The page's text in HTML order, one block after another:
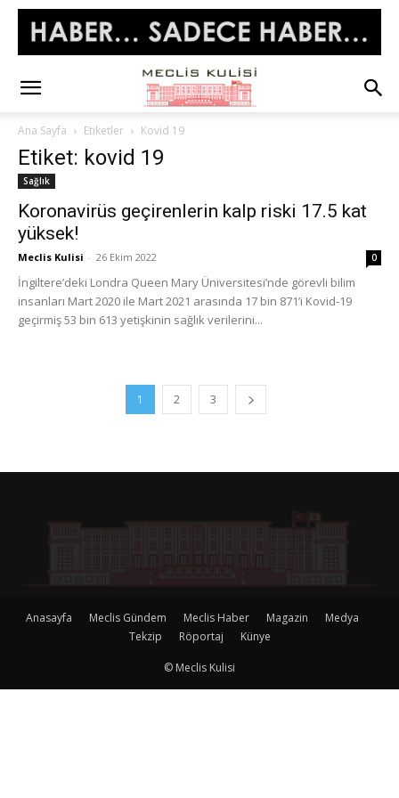
Ana Sayfa Etiketler Kovid 19
Etiket: kovid 19
Sağlık
Koronavirüs geçirenlerin kalp riski 17.5 kat
yüksek!
Meclis Kulisi - 26 Ekim 2022 0
İngiltere’deki Londra Queen Mary Üniversitesi’nde görevli bilim
insanları Mart 2020 ile Mart 2021 arasında 17 bin 871’i Kovid-19
geçirmiş 53 bin 613 yetişkinin sağlık verilerini...
1 2 3
Anasayfa Meclis Gündem Meclis Haber Magazin
Medya
Tekzip
Röportaj Künye
© Meclis Kulisi